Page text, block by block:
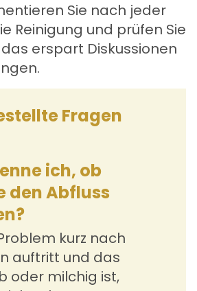
Sie nach jeder
Reinigung und prüfen Sie
erspart Diskussionen
Fragen
ich, ob
den Abfluss
kurz nach
auftritt und das
oder milchig ist,